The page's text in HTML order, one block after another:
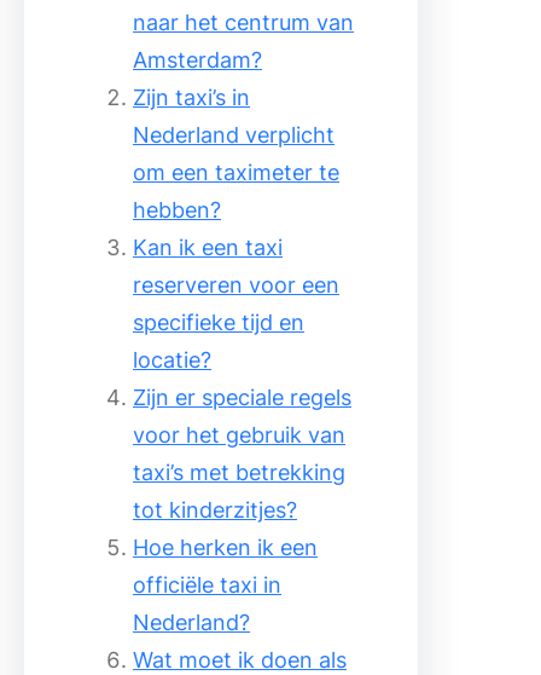
naar het centrum van
Amsterdam?
Zijn taxi’s in
Nederland verplicht
om een taximeter te
hebben?
Kan ik een taxi
reserveren voor een
specifieke tijd en
locatie?
Zijn er speciale regels
voor het gebruik van
taxi’s met betrekking
tot kinderzitjes?
Hoe herken ik een
officiële taxi in
Nederland?
Wat moet ik doen als